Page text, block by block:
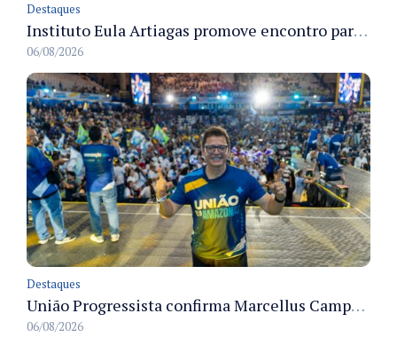
Destaques
Instituto Eula Artiagas promove encontro para discutir melhorias para o bairro Petrópolis
06/08/2026
Destaques
União Progressista confirma Marcellus Campêlo como candidato a deputado estadual
06/08/2026